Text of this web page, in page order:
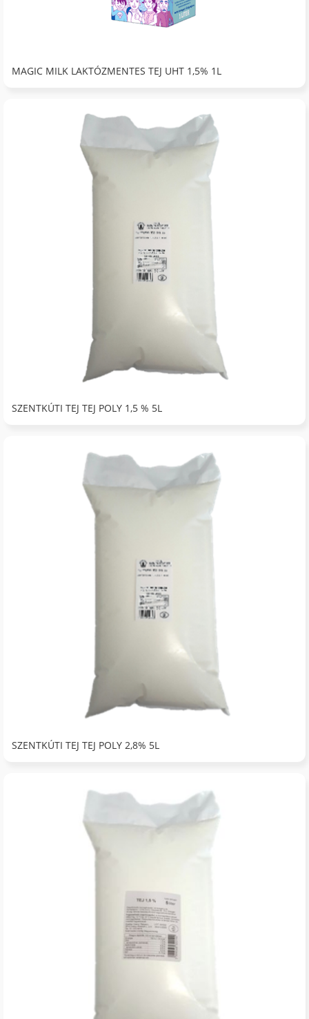
MAGIC MILK LAKTÓZMENTES TEJ UHT 1,5% 1L
SZENTKÚTI TEJ TEJ POLY 1,5 % 5L
SZENTKÚTI TEJ TEJ POLY 2,8% 5L